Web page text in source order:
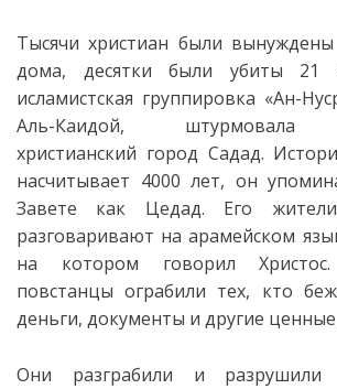
Тысячи христиан были
дома, десятки были убиты 21
исламистская группировка «Ан-
Аль-Каидой, штурмовала
христианский город Садад.
насчитывает 4000 лет, он
Завете как Цедад. Его
разговаривают на арамейском
на котором говорил Христос.
повстанцы ограбили тех, кто
деньги, документы и другие
Они разграбили и разрушили